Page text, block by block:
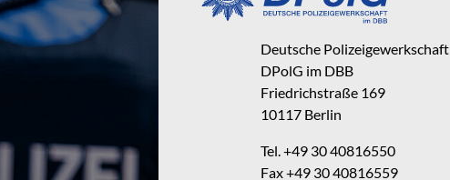
Deutsche Polizeigewerkschaft
DPolG im DBB
Friedrichstraße 169
10117 Berlin
Tel. +49 30 40816550
Fax +49 30 40816559